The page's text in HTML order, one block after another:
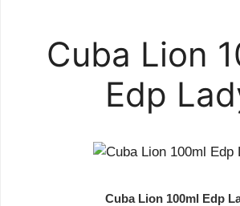
Cuba Lion
Edp
Cuba Lion 100ml Edp